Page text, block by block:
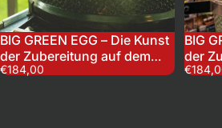
BIG GREEN EGG – Die Kunst
der Zubereitung auf dem
grünen Ei | 15.09.2026
€184,00
BIG
der